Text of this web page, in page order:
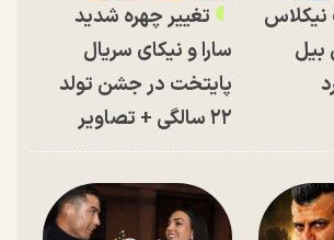
بیل
تغییر چهره شدید
سارا و نیکای سریال
پایتخت در جشن تولد
۲۲ سالگی + تصاویر